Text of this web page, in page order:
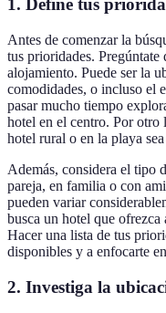
1. Define tus
Antes de comenzar la
tus prioridades. Pregúntate
alojamiento. Puede ser la
comodidades, o incluso el
pasar mucho tiempo
hotel en el centro. Por otro
hotel rural o en la playa
Además, considera el tipo
pareja, en familia o con
pueden variar
busca un hotel que
Hacer una lista de tus
disponibles y a enfocarte
2. Investiga la